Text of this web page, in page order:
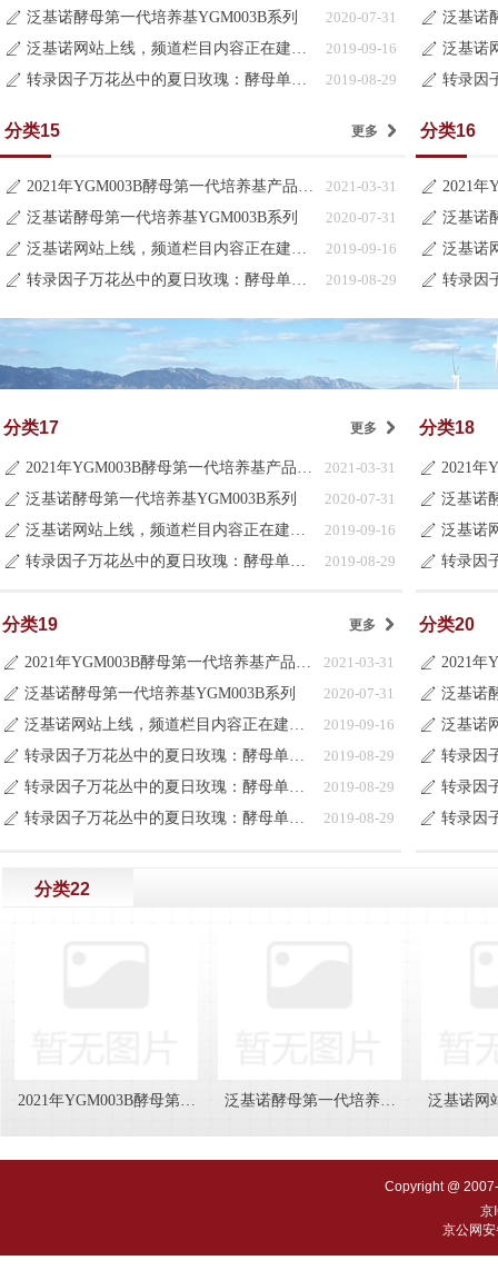
2020-07-31
ꄅ 泛基诺酵母第一代培养基YGM003B系列
2019-09-16
ꄅ
泛基诺网站上线，频道栏目内容正在建设中
2019-08-29
ꄅ 转录因子万花丛中的夏日玫瑰：酵母单杂交系统
2021-03-31
ꄅ
2021年YGM003B酵母第一代培养基产品目录更新说明
2020-07-31
ꄅ 泛基诺酵母第一代培养基YGM003B系列
2019-09-16
ꄅ
泛基诺网站上线，频道栏目内容正在建设中
2019-08-29
ꄅ 转录因子万花丛中的夏日玫瑰：酵母单杂交系统
更多 낑
分类15
ꄅ 泛基诺
ꄅ
ꄅ
分类16
ꄅ
ꄅ 泛基诺
ꄅ
ꄅ
2021-03-31
ꄅ
2021年YGM003B酵母第一代培养基产品目录更新说明
2020-07-31
ꄅ 泛基诺酵母第一代培养基YGM003B系列
2019-09-16
ꄅ
泛基诺网站上线，频道栏目内容正在建设中
2019-08-29
ꄅ 转录因子万花丛中的夏日玫瑰：酵母单杂交系统
分类17 更多 낑 分类18
ꄅ
ꄅ 泛基诺
ꄅ
ꄅ
更多 낑
分类19
2021-03-31
ꄅ
2021年YGM003B酵母第一代培养基产品目录更新说明
2020-07-31
ꄅ 泛基诺酵母第一代培养基YGM003B系列
2019-09-16
ꄅ
泛基诺网站上线，频道栏目内容正在建设中
2019-08-29
ꄅ
转录因子万花丛中的夏日玫瑰：酵母单杂交系统
2019-08-29
ꄅ
转录因子万花丛中的夏日玫瑰：酵母单杂交系统
2019-08-29
ꄅ 转录因子万花丛中的夏日玫瑰：酵母单杂交系统
分类20
ꄅ
ꄅ 泛基诺
ꄅ
ꄅ
ꄅ
ꄅ
分类22
2021年YGM003B酵母第一
明
泛基诺酵母第一代培养基
泛基诺网
Copyright @
京
京公网